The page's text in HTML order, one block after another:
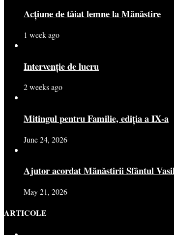
Acțiune de tăiat lemne la Mănăstire
1 week ago
Intervenție de lucru
2 weeks ago
Mitingul pentru Familie, ediția a IX-a
June 24, 2026
Ajutor acordat Mănăstirii Sfântul
May 21, 2026
ARTICOLE